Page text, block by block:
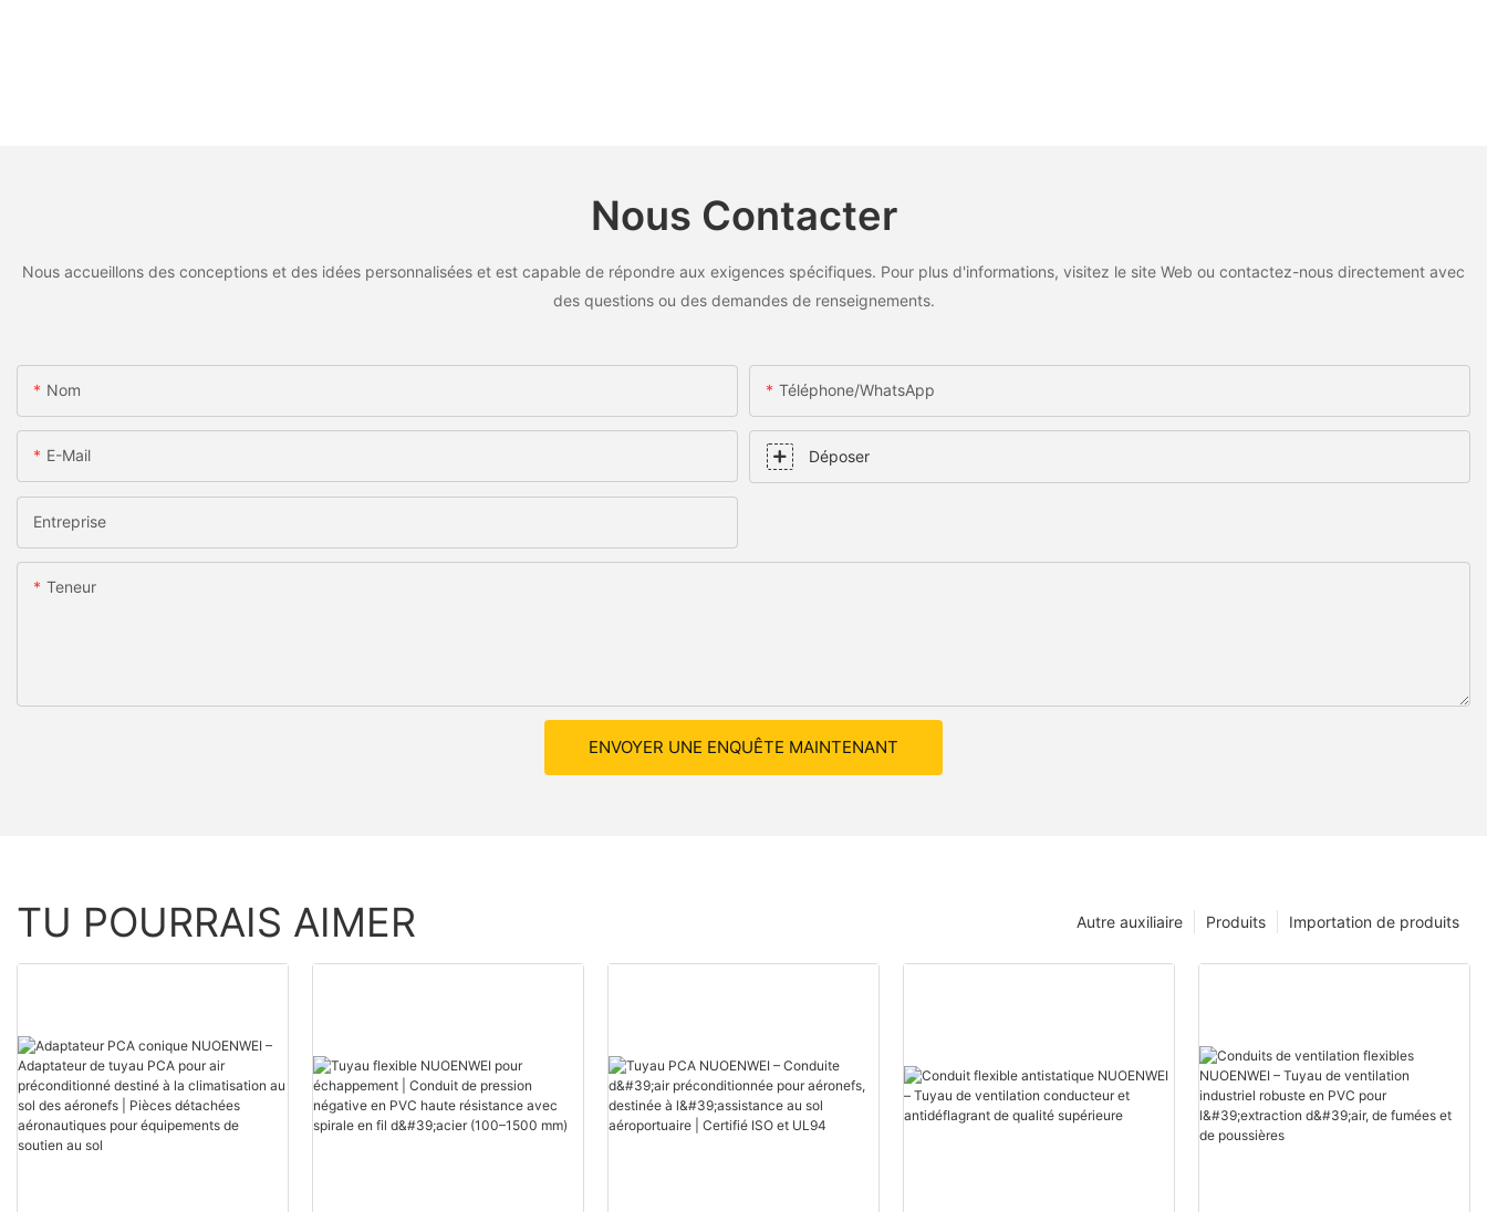
Nous Contacter
Nous accueillons des conceptions et des idées personnalisées et est capable de répondre aux exigences spécifiques. Pour plus d'informations, visitez le site Web ou contactez-nous directement avec
des questions ou des demandes de renseignements.
Nom Téléphone/WhatsApp
E-Mail Déposer
Entreprise
Teneur
ENVOYER UNE ENQUÊTE MAINTENANT
TU POURRAIS AIMER Importation de produits
Produits
Autre auxiliaire